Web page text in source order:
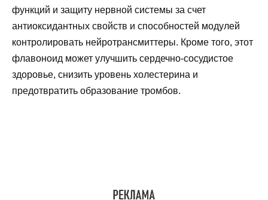
функций и защиту нервной системы за счет
антиоксидантных свойств и способностей модулей
контролировать нейротрансмиттеры. Кроме того, этот
флавоноид может улучшить сердечно-сосудистое
здоровье, снизить уровень холестерина и
предотвратить образование тромбов.